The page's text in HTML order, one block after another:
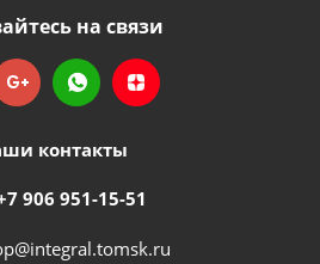
на связи
контакты
906 951-15-51